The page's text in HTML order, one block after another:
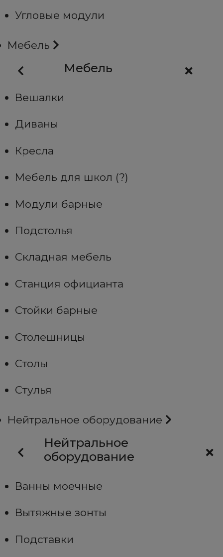
Угловые модули
Мебель
Мебель
Вешалки
Диваны
Кресла
Мебель для школ (?)
Модули барные
Подстолья
Складная мебель
Станция официанта
Стойки барные
Столешницы
Столы
Стулья
Нейтральное оборудование
Нейтральное
оборудование
Ванны моечные
Вытяжные зонты
Подставки